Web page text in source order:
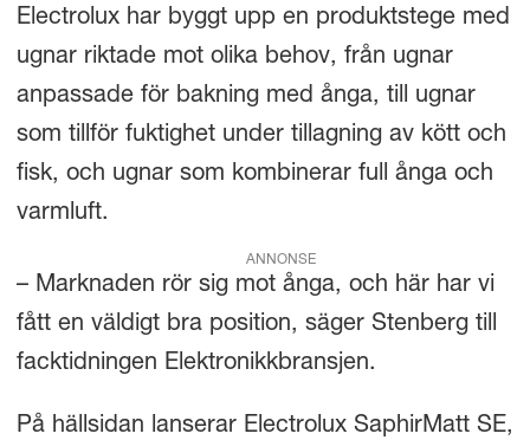
Electrolux har byggt upp en produktstege med
ugnar riktade mot olika behov, från ugnar
anpassade för bakning med ånga, till ugnar
som tillför fuktighet under tillagning av kött och
fisk, och ugnar som kombinerar full ånga och
varmluft.
ANNONSE
– Marknaden rör sig mot ånga, och här har vi
fått en väldigt bra position, säger Stenberg till
facktidningen Elektronikkbransjen.
På hällsidan lanserar Electrolux SaphirMatt SE,